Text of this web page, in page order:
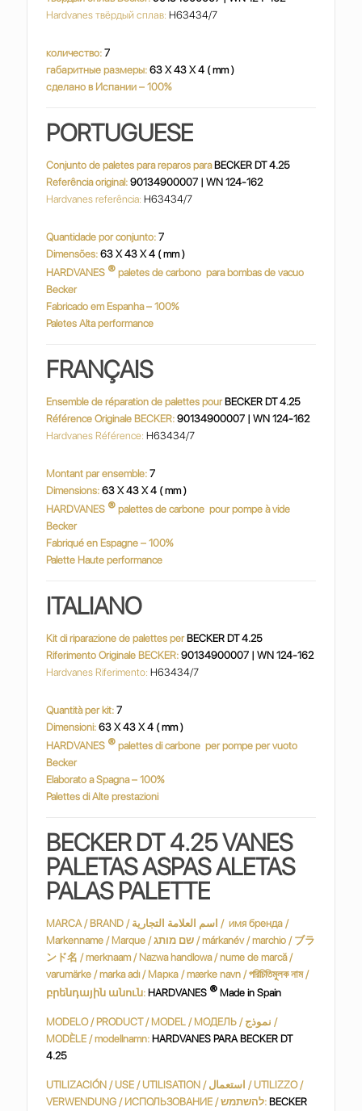
Hardvanes твёрдый сплав: H63434/7
количество: 7
габаритные размеры:63 X 43 X 4 ( mm )
сделано в Испании – 100%
PORTUGUESE
Conjunto de paletes para reparos para BECKER DT 4.25
Referência original: 90134900007 | WN 124-162
Hardvanes referência: H63434/7
Quantidade por conjunto: 7
Dimensões:63 X 43 X 4 ( mm )
HARDVANES ® paletes de carbono para bombas de vacuo
Becker
Fabricado em Espanha – 100%
Paletes Alta performance
FRANÇAIS
Ensemble de réparation de palettes pour BECKER DT 4.25
Référence Originale BECKER: 90134900007 | WN 124-162
Hardvanes Référence: H63434/7
Montant par ensemble: 7
Dimensions:63 X 43 X 4 ( mm )
HARDVANES ® palettes de carbone pour pompe à vide
Becker
Fabriqué en Espagne – 100%
Palette Haute performance
ITALIANO
Kit di riparazione de palettes per BECKER DT 4.25
Riferimento Originale BECKER: 90134900007 | WN 124-162
Hardvanes Riferimento: H63434/7
Quantità per kit: 7
Dimensioni:63 X 43 X 4 ( mm )
HARDVANES ® palettes di carbone per pompe per vuoto
Becker
Elaborato a Spagna – 100%
Palettes di Alte prestazioni
BECKER DT 4.25 VANES
PALETAS ASPAS ALETAS
PALAS PALETTE
MARCA / BRAND / اسم العلامة التجارية / имя бренда /
Markenname / Marque / שם מותג / márkanév / marchio / ブラ
ンド名 / merknaam / Nazwa handlowa / nume de marcă /
varumärke / marka adı / Марка / mærke navn / পরিচিতিমুলক নাম /
բրենդային անուն: HARDVANES ® Made in Spain
MODELO / PRODUCT / MODEL / МОДЕЛЬ / نموذج /
MODÈLE / modellnamn: HARDVANES PARA BECKER DT
4.25
UTILIZACIÓN / USE / UTILISATION / استعمال / UTILIZZO /
VERWENDUNG / ИСПОЛЬЗОВАНИЕ / להשתמש: BECKER